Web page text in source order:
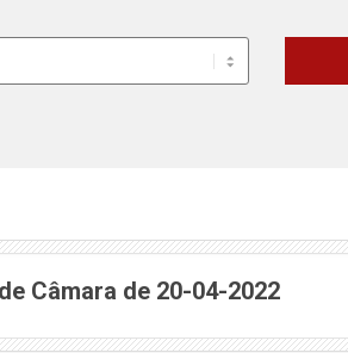
Câmara de 20-04-2022(abre